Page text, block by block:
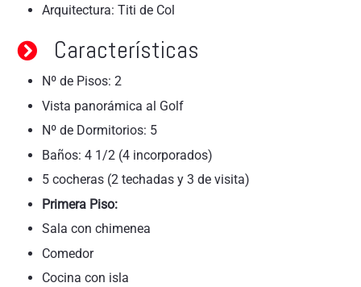
Arquitectura: Titi de Col
Características
Nº de Pisos: 2
Vista panorámica al Golf
Nº de Dormitorios: 5
Baños: 4 1/2 (4 incorporados)
5 cocheras (2 techadas y 3 de visita)
Primera Piso:
Sala con chimenea
Comedor
Cocina con isla